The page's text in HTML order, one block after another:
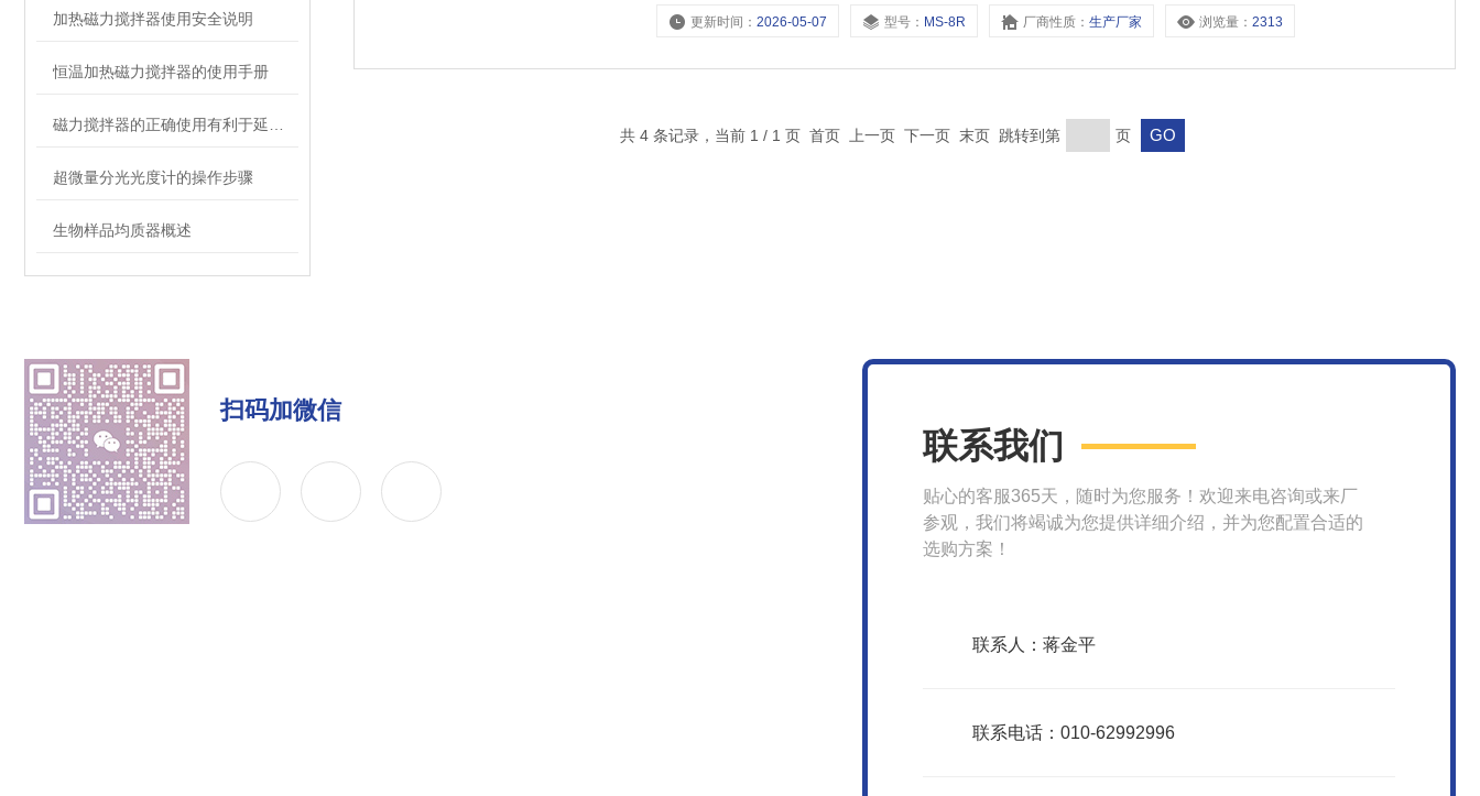
加热磁力搅拌器使用安全说明
恒温加热磁力搅拌器的使用手册
超微量分光光度计的操作步骤
生物样品均质器概述
更新时间：2026-05-07 型号： MS-8R 厂商性质：生产厂家 浏览量：2313
共 4 条记录，当前 1 / 1 页 首页 上一页 下一页 末页 跳转到第 页
扫码加微信
联系我们
贴心的客服365天，随时为您服务！欢迎来电咨询或来厂
参观，我们将竭诚为您提供详细介绍，并为您配置合适的
选购方案！
联系人：蒋金平
联系电话：010-62992996